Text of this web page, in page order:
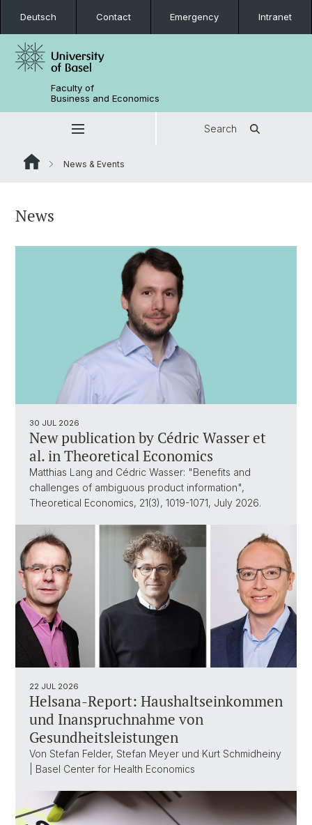
Deutsch Contact Emergency Intranet
Faculty of
Business and Economics
Search
News & Events
News
30 JUL 2026
New publication by Cédric Wasser et
al. in Theoretical Economics
Matthias Lang and Cédric Wasser: "Benefits and
challenges of ambiguous product information",
Theoretical Economics, 21(3), 1019-1071, July 2026.
22 JUL 2026
Helsana-Report: Haushaltseinkommen
und Inanspruchnahme von
Gesundheitsleistungen
Von Stefan Felder, Stefan Meyer und Kurt Schmidheiny
| Basel Center for Health Economics